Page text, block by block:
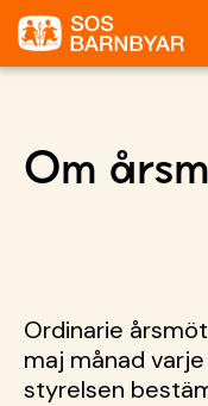
Om
Ordinarie
maj månad
styrelsen